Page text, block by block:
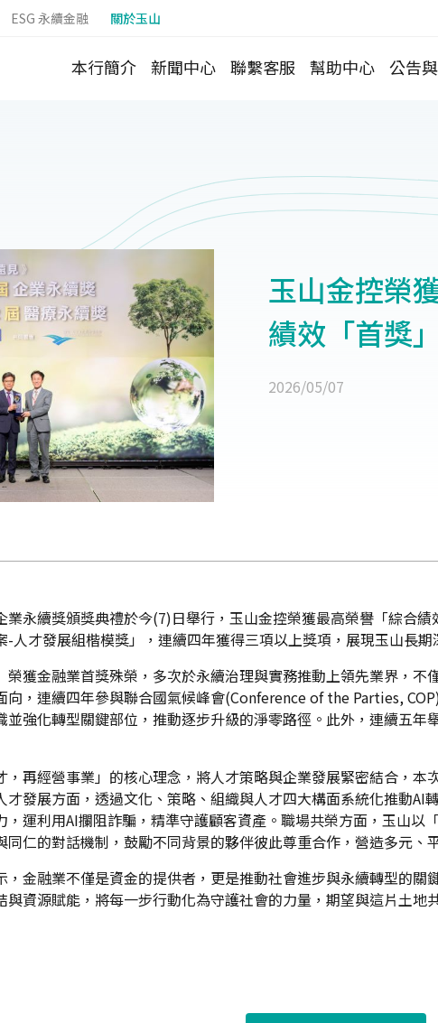
ESG 永續金融 關於玉山
本行簡介 新聞中心 聯繫客服 幫助中心 公告
玉山金控榮
績效「首獎」
2026/05/07
業永續獎頒獎典禮於今(7)日舉行，玉山金控榮獲最高榮譽「綜合
人才發展組楷模獎」，連續四年獲得三項以上獎項，展現玉山長期
獲金融業首獎殊榮，多次於永續治理與實務推動上領先業界，
向，連續四年參與聯合國氣候峰會(Conference of the Parties,
並強化轉型關鍵部位，推動逐步升級的淨零路徑。此外，連續五
，再經營事業」的核心理念，將人才策略與企業發展緊密結合，
才發展方面，透過文化、策略、組織與人才四大構面系統化推動
，運利用AI攔阻詐騙，精準守護顧客資產。職場共榮方面，玉山
仁的對話機制，鼓勵不同背景的夥伴彼此尊重合作，營造多元、
，金融業不僅是資金的提供者，更是推動社會進步與永續轉型的
資源賦能，將每一步行動化為守護社會的力量，期望與這片土地